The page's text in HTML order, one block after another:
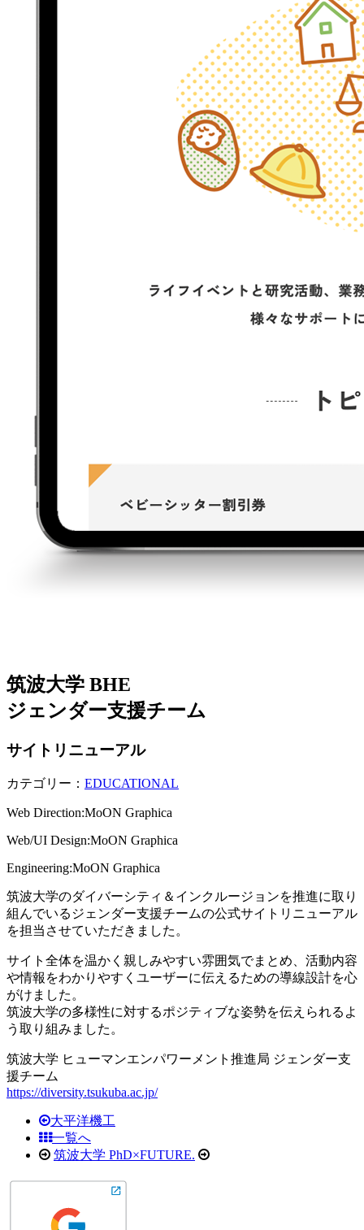
筑波大学 BHE
ジェンダー支援チーム
サイトリニューアル
カテゴリー： EDUCATIONAL
Web Direction:MoON Graphica
Web/UI Design:MoON Graphica
Engineering:MoON Graphica
筑波大学のダイバーシティ＆インクルージョンを推進に取り
組んでいるジェンダー支援チームの公式サイトリニューアル
を担当させていただきました。
サイト全体を温かく親しみやすい雰囲気でまとめ、活動内容
や情報をわかりやすくユーザーに伝えるための導線設計を心
がけました。
筑波大学の多様性に対するポジティブな姿勢を伝えられるよ
う取り組みました。
筑波大学 ヒューマンエンパワーメント推進局 ジェンダー支
援チーム
https://diversity.tsukuba.ac.jp/
大平洋機工
一覧へ
筑波大学 PhD×FUTURE.